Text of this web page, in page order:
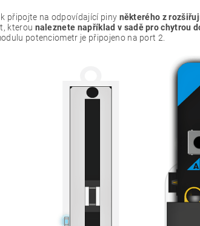
připojte na odpovídající piny některého z
kterou naleznete například v sadě pro chytrou
potenciometr je připojeno na port 2.